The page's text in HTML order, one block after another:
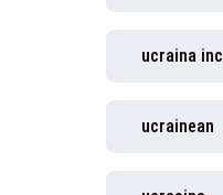
ucraina
ucrainean